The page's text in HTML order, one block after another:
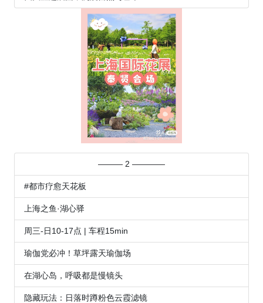
——— 2 ————
#都市疗愈天花板
上海之鱼·湖心驿
周三-日10-17点 | 车程15min
瑜伽党必冲！草坪露天瑜伽场
在湖心岛，呼吸都是慢镜头
隐藏玩法：日落时蹲粉色云霞滤镜